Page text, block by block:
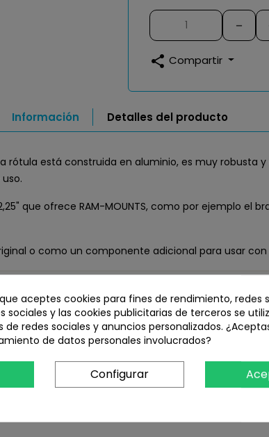
share Compartir
Información Detalles del producto
rótula está construida en aluminio, es muy
que ofrece RAM-MOUNTS, como por ejemplo el
o como un componente adicional para usar con
otros elementos para formar un soporte completo.
aceptes cookies para fines de rendimiento, redes
sociales y las cookies publicitarias de terceros se
redes sociales y anuncios personalizados.
de datos personales involucrados?
Configurar